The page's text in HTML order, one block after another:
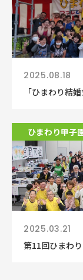
2025.08.18
「ひまわり結
ひまわり甲子
2025.03.21
第11回ひまわ